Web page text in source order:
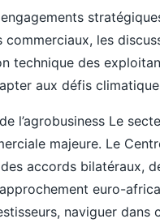
commerciaux, les
technique des
aux défis
l’agrobusiness Le
majeure. Le
accords bilatéraux,
euro-
naviguer dans